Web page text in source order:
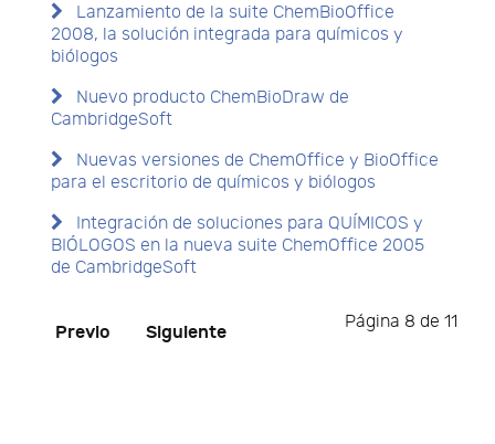
Lanzamiento de la suite ChemBioOffice
2008, la solución integrada para químicos y
biólogos
Nuevo producto ChemBioDraw de
CambridgeSoft
Nuevas versiones de ChemOffice y BioOffice
para el escritorio de químicos y biólogos
Integración de soluciones para QUÍMICOS y
BIÓLOGOS en la nueva suite ChemOffice 2005
de CambridgeSoft
Página 8 de 11
Previo Siguiente